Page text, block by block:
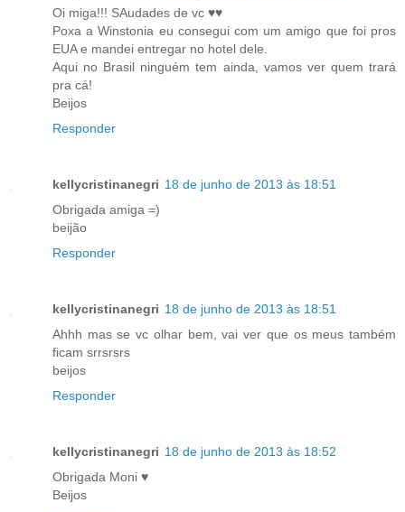
Oi miga!!! SAudades de vc ♥♥
Poxa a Winstonia eu consegui com um amigo que foi pros
EUA e mandei entregar no hotel dele.
Aqui no Brasil ninguém tem ainda, vamos ver quem trará
pra cá!
Beijos
Responder
kellycristinanegri 18 de junho de 2013 às 18:51
Obrigada amiga =)
beijão
Responder
kellycristinanegri 18 de junho de 2013 às 18:51
Ahhh mas se vc olhar bem, vai ver que os meus também
ficam srrsrsrs
beijos
Responder
kellycristinanegri 18 de junho de 2013 às 18:52
Obrigada Moni ♥
Beijos